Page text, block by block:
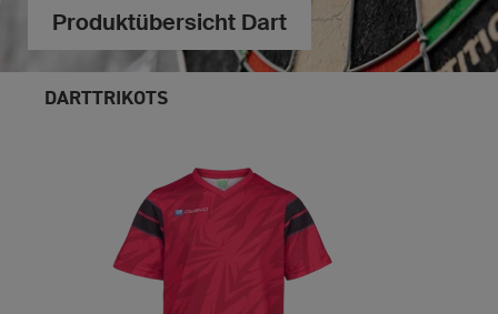
Produktübersicht Dart
DARTTRIKOTS